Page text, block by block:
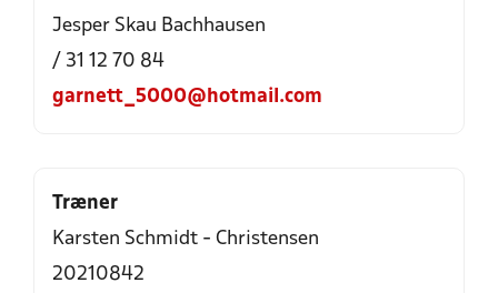
Jesper Skau Bachhausen
/ 31 12 70 84
garnett_5000@hotmail.com
Træner
Karsten Schmidt - Christensen
20210842